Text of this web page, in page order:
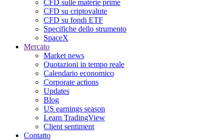
CFD sulle materie prime
CFD su criptovalute
CFD su fondi ETF
Specifiche dello strumento
SpaceX
Mercato
Market news
Quotazioni in tempo reale
Calendario economico
Corporate actions
Updates
Blog
US earnings season
Learn TradingView
Client sentiment
Contatto